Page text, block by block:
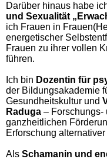
Darüber hinaus habe
und Sexualität
ich Frauen in
energetischer
Frauen zu ihrer vollen
führen.
Ich bin Dozentin für
der Bildungsakademie
Gesundheitskultur und
Raduga – Forschungs-
ganzheitlichen
Erforschung
Als Schamanin und